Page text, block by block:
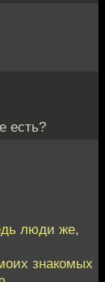
есть?
люди же,
знакомых